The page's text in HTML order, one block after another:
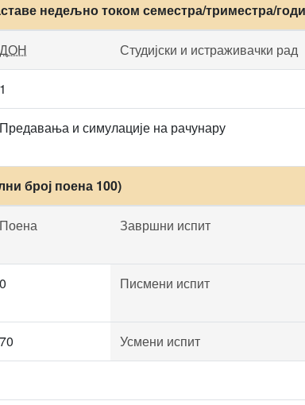
недељно током семестра/триместра/
ДОН Студијски и истраживачки рад
1
Предавања и симулације на рачунару
број поена 100)
Поена Завршни испит
0 Писмени испит
70 Усмени испит